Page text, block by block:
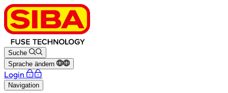
Suche
Sprache ändern
Login
Navigation